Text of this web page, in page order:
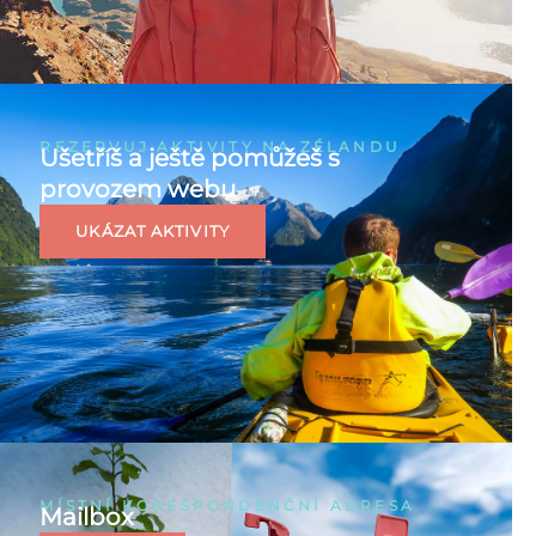
REZERVUJ AKTIVITY NA ZÉLANDU
Ušetříš a ještě pomůžeš s
provozem webu
UKÁZAT AKTIVITY
MÍSTNÍ KORESPONDENČNÍ ADRESA
Mailbox